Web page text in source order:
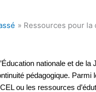
Ressources pour
nationale et de
pédagogique.
ou les ressources